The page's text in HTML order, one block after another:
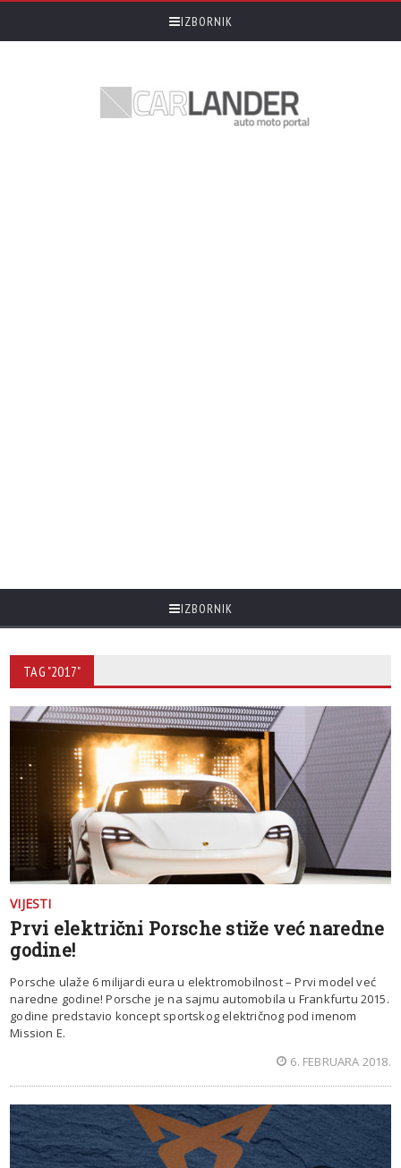
IZBORNIK
IZBORNIK
TAG "2017"
VIJESTI
Prvi električni Porsche stiže već naredne
godine!
Porsche ulaže 6 milijardi eura u elektromobilnost – Prvi model već
naredne godine! Porsche je na sajmu automobila u Frankfurtu 2015.
godine predstavio koncept sportskog električnog pod imenom
Mission E.
6. FEBRUARA 2018.